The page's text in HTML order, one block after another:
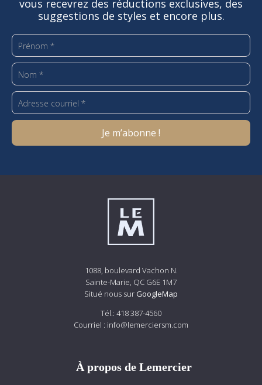
vous recevrez des réductions exclusives, des
suggestions de styles et encore plus.
1088, boulevard Vachon N.
Sainte-Marie, QC G6E 1M7
Situé nous sur GoogleMap
Tél.: 418 387-4560
Courriel : info@lemerciersm.com
À propos de Lemercier